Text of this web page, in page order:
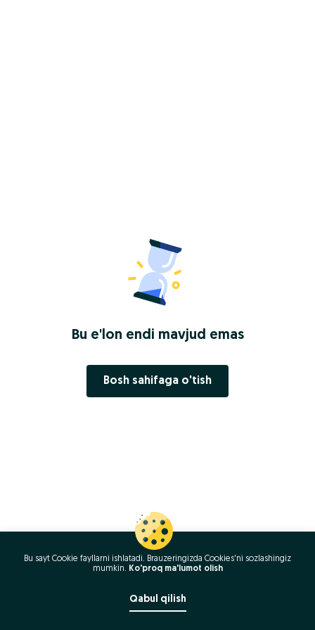
Bu e'lon endi mavjud emas
Bosh sahifaga o'tish
Bu sayt Cookie fayllarni ishlatadi. Brauzeringizda Cookies'ni sozlashingiz
mumkin. Ko'proq ma'lumot olish
Qabul qilish